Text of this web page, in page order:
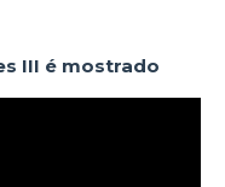
III é mostrado